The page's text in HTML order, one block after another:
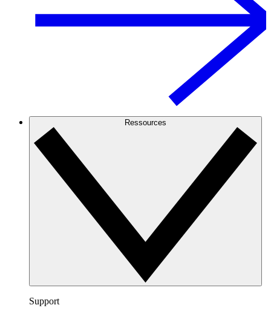
Ressources
Support